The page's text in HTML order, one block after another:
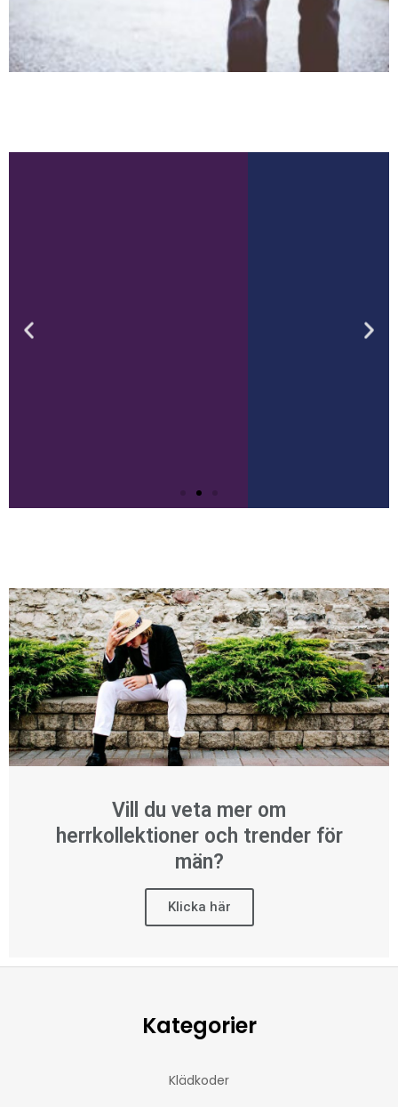
Vill du veta mer om
herrkollektioner och trender för
män?
Klicka här
Kategorier
Klädkoder